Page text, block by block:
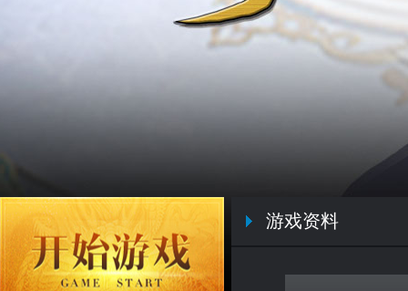
游戏资料